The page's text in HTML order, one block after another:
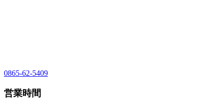
0865-62-5409
営業時間